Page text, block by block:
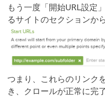
もう一度「開始URL設定
るサイトのセクションか
つまり、これらのリンク
き、クロールが正常に完